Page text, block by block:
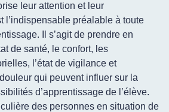
leur attention et leur
l’indispensable préalable à toute
Il s’agit de prendre en
de santé, le confort, les
l’état de vigilance et
douleur qui peuvent influer sur la
d’apprentissage de l’élève.
des personnes en situation de